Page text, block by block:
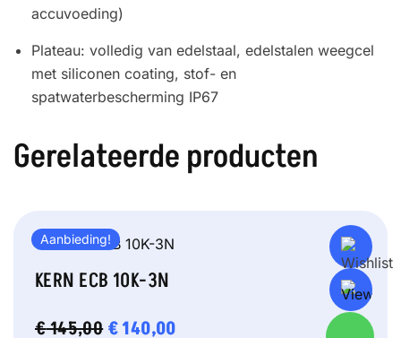
accuvoeding)
Plateau: volledig van edelstaal, edelstalen weegcel
met siliconen coating, stof- en
spatwaterbescherming IP67
Gerelateerde producten
Aanbieding!
KERN ECB 10K-3N
€145,00 OORSPRONKELIJKE
€140,00HUIDIGE